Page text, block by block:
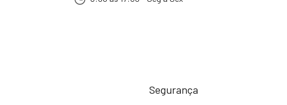
Segurança